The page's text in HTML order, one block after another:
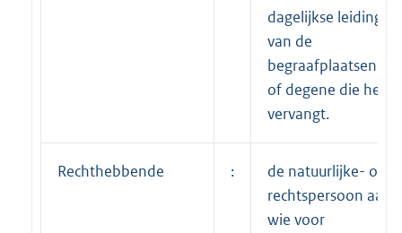
dagelijkse leiding
van de
begraafplaatsen,
of degene die hem
vervangt.
Rechthebbende :
de natuurlijke- of
rechtspersoon aan
wie voor